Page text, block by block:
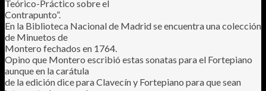
Teórico-Práctico sobre el
Contrapunto”.
En la Biblioteca Nacional de Madrid se encuentra una colección
de Minuetos de
Montero fechados en 1764.
Opino que Montero escribió estas sonatas para el Fortepiano
aunque en la carátula
de la edición dice para Clavecín y Fortepiano para que sean